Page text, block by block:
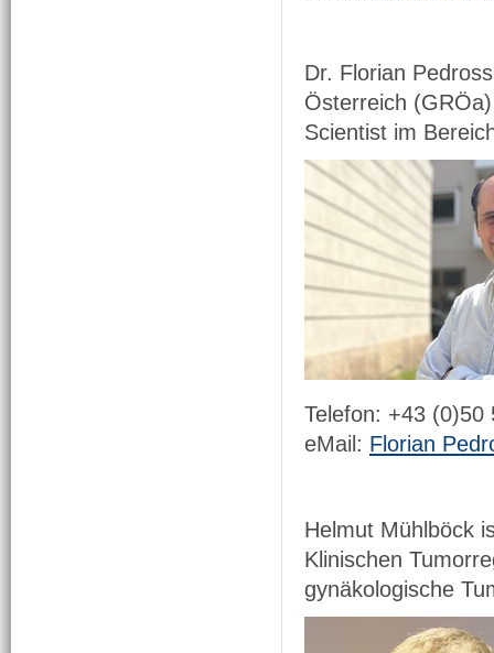
Dr. Florian
Österreich
Scientist im
Telefon: +43 (0)50
eMail: Florian
Helmut Mühlböck
Klinischen
gynäkologische